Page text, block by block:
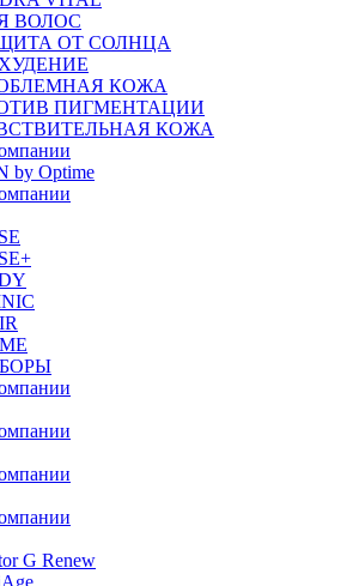
ВОЛОС
ОТ СОЛНЦА
КОЖА
ПИГМЕНТАЦИИ
КОЖА
by Optime
G Renew